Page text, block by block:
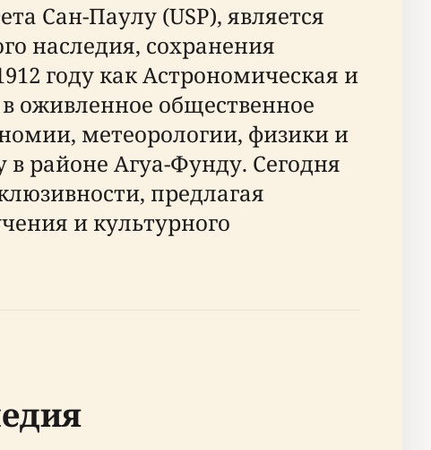
Сан-Паулу (USP), является
наследия, сохранения
году как Астрономическая и
оживленное общественное
метеорологии, физики и
районе Агуа-Фунду. Сегодня
предлагая
и культурного